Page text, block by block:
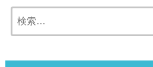
索: